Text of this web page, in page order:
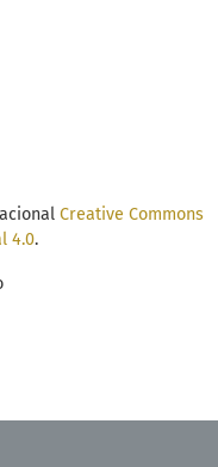
Creative Commons
4.0.